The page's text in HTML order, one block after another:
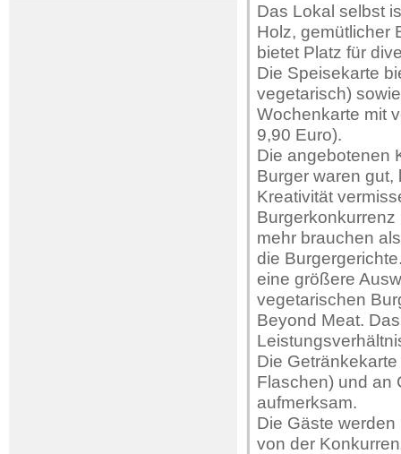
Das Lokal selbst
Holz, gemütlicher
bietet Platz für
Die Speisekarte
vegetarisch)
Wochenkarte mit
9,90 Euro).
Die angebotenen
Burger waren
Kreativität
Burgerkonkurrenz
mehr brauchen
die
eine größere
vegetarischen
Beyond Meat.
Die
Flaschen) und an
aufmerksam.
Die Gäste
von der